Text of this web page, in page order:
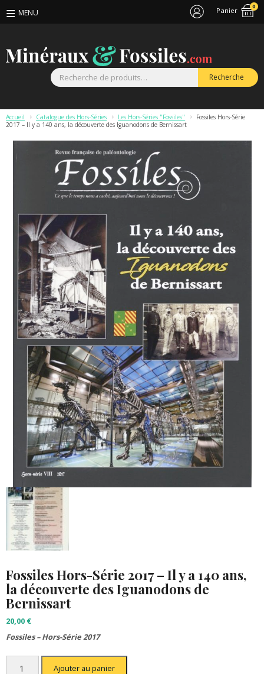
Panier 0
Recherche
Accueil > Catalogue des Hors-Séries > Les Hors-Séries "Fossiles" >
Fossiles Hors-Série
2017 – Il y a 140 ans, la découverte des Iguanodons de Bernissart
Fossiles Hors-Série 2017 – Il y a 140 ans,
la découverte des Iguanodons de
Bernissart
20,00 €
Fossiles – Hors-Série 2017
quantité
Ajouter au panier